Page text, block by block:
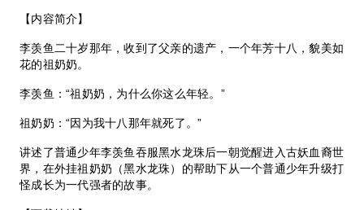
【内容简介】
李羡鱼二十岁那年，收到了父亲的遗产，一个年芳十八，貌美如
花的祖奶奶。
李羡鱼：“祖奶奶，为什么你这么年轻。”
祖奶奶：“因为我十八那年就死了。”
讲述了普通少年李羡鱼吞服黑水龙珠后一朝觉醒进入古妖血裔世
界，在外挂祖奶奶（黑水龙珠）的帮助下从一个普通少年升级打
怪成长为一代强者的故事。